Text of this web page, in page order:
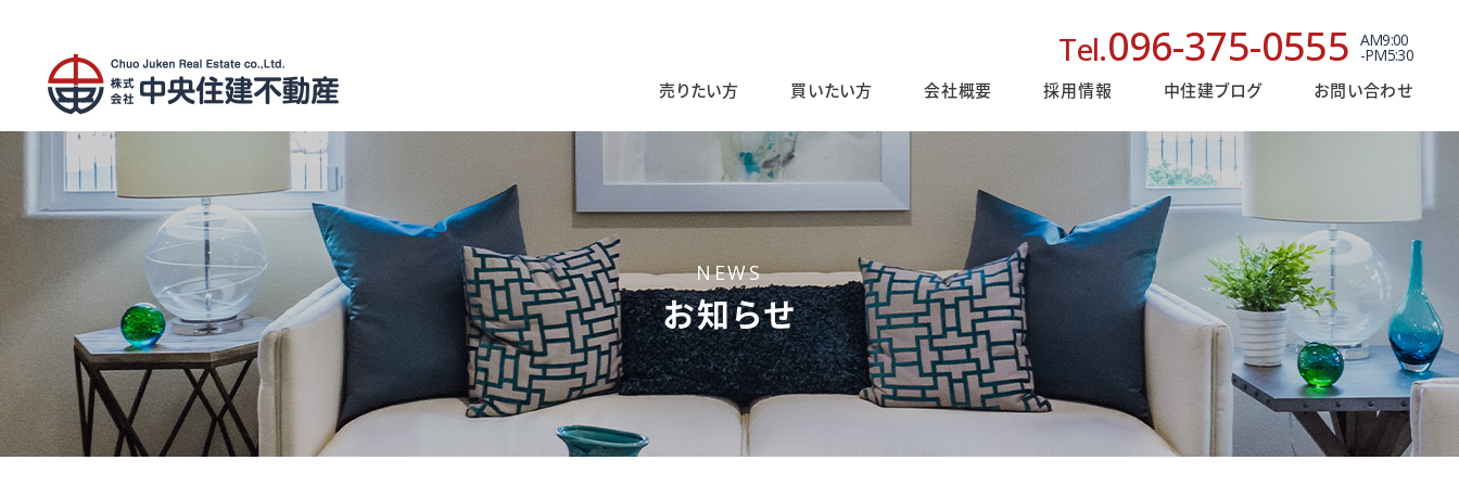
Tel.096-375-0555 AM9:00
-PM5:30
売りたい方 買いたい方 会社概要 採用情報 中住建ブログ お問い合わせ
NEWS
お知らせ